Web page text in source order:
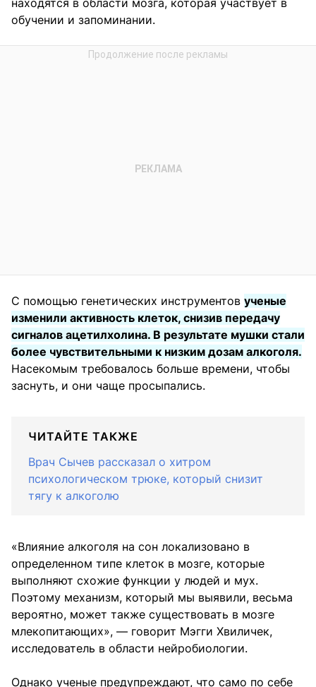
находятся в области мозга, которая участвует в
обучении и запоминании.
С помощью генетических инструментов ученые
изменили активность клеток, снизив передачу
сигналов ацетилхолина. В результате мушки стали
более чувствительными к низким дозам алкоголя.
Насекомым требовалось больше времени, чтобы
заснуть, и они чаще просыпались.
ЧИТАЙТЕ ТАКЖЕ
Врач Сычев рассказал о хитром
психологическом трюке, который снизит
тягу к алкоголю
«Влияние алкоголя на сон локализовано в
определенном типе клеток в мозге, которые
выполняют схожие функции у людей и мух.
Поэтому механизм, который мы выявили, весьма
вероятно, может также существовать в мозге
млекопитающих», — говорит Мэгги Хвиличек,
исследователь в области нейробиологии.
Однако ученые предупреждают, что само по себе